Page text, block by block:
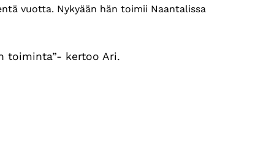
vuotta. Nykyään hän toimii Naantalissa
toiminta”- kertoo Ari.